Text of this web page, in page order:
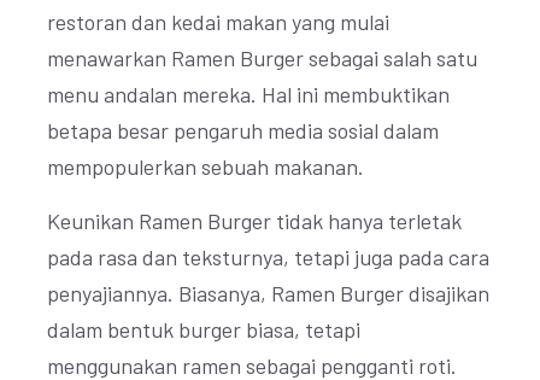
restoran dan kedai makan yang mulai
menawarkan Ramen Burger sebagai salah satu
menu andalan mereka. Hal ini membuktikan
betapa besar pengaruh media sosial dalam
mempopulerkan sebuah makanan.
Keunikan Ramen Burger tidak hanya terletak
pada rasa dan teksturnya, tetapi juga pada cara
penyajiannya. Biasanya, Ramen Burger disajikan
dalam bentuk burger biasa, tetapi
menggunakan ramen sebagai pengganti roti.